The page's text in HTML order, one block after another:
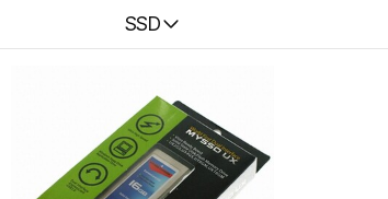
다나와
SSD